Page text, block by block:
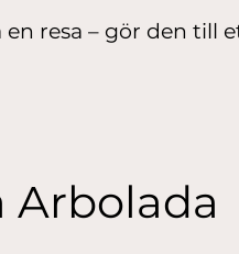
resa – gör den till
Arbolada